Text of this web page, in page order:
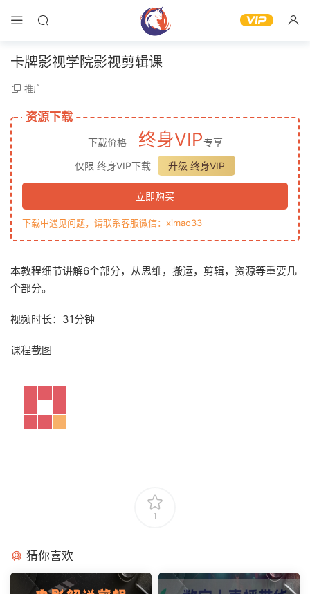
卡牌影视学院影视剪辑课
推广
资源下载
下载价格 终身VIP专享
仅限 终身VIP下载
升级 终身VIP
立即购买
下载中遇见问题，请联系客服微信：ximao33
本教程细节讲解6个部分，从思维，搬运，剪辑，资源等重要几
个部分。
视频时长：31分钟
课程截图
1
猜你喜欢